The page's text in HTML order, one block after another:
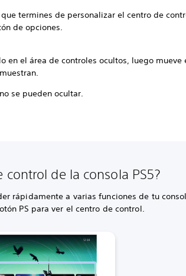
termines de personalizar el centro de
de opciones.
en el área de controles ocultos, luego mueve
se pueden ocultar.
de la consola PS5?
rápidamente a varias funciones de tu
PS para ver el centro de control.